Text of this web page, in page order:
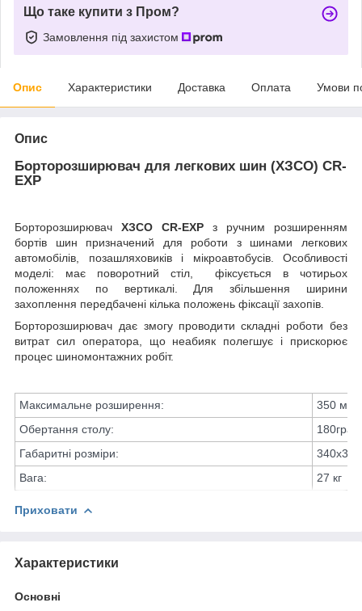
Що таке купити з Пром?
Замовлення під захистом
Опис Характеристики Доставка Оплата Умови
Опис
Борторозширювач для легкових шин (ХЗСО) CR-
EXP
Борторозширювач ХЗСО СR-EXP з ручним розширенням
бортів шин призначений для роботи з шинами легкових
автомобілів, позашляховиків і мікроавтобусів. Особливості
моделі: має поворотний стіл, фіксується в чотирьох
положеннях по вертикалі. Для збільшення ширини
захоплення передбачені кілька положень фіксації захопів.
Борторозширювач дає змогу проводити складні роботи без
витрат сил оператора, що неабияк полегшує і прискорює
процес шиномонтажних робіт.
Максимальне розширення:
350 мм
Обертання столу:
180град
Габаритні розміри:
Вага:
27 кг
Приховати
Характеристики
Основні